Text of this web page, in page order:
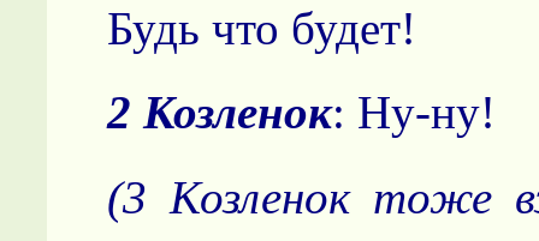
Будь что будет!
2 Козленок: Ну-ну!
(3 Козленок тоже